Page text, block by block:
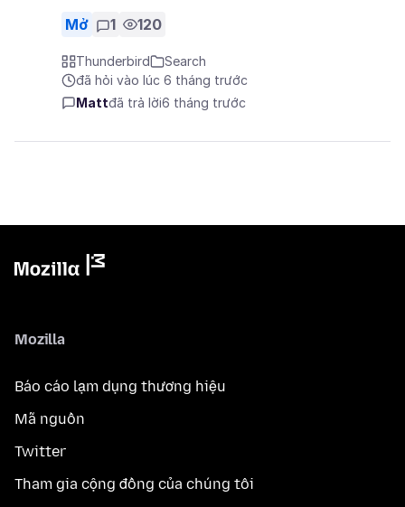
Mở 1 120
Thunderbird
Search
đã hỏi vào lúc 6 tháng trước
Mattđã trả lời6 tháng trước
Mozilla
Báo cáo lạm dụng thương hiệu
Mã nguồn
Twitter
Tham gia cộng đồng của chúng tôi